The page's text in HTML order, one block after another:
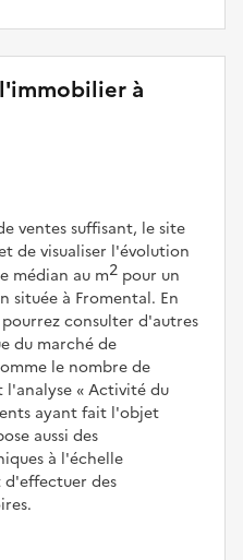
à
ventes suffisant, le site
de visualiser l'évolution
médian au m2 pour un
située à Fromental. En
consulter d'autres
du marché de
le nombre de
l'analyse
Activité du
ayant fait l'objet
aussi des
à l'échelle
des